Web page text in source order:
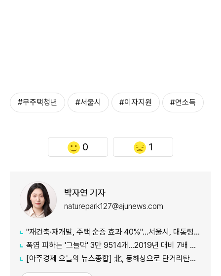
#무주택청년 #서울시 #이자지원 #연소득
0 1
박자연 기자
naturepark127@ajunews.com
"재건축·재개발, 주택 순증 효과 40%"...서울시, 대통령실에 정비사업 '백서' 전달
폭염 피하는 '그늘막' 3만 9514개…2019년 대비 7배 증가
[아주경제 오늘의 뉴스종합] 北, 동해상으로 단거리탄도미사일 발사…42일 만에 도발 外